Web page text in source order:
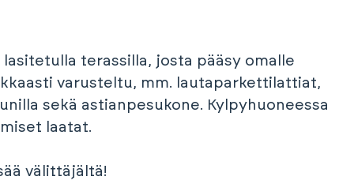
terassilla, josta pääsy omalle
varusteltu, mm. lautaparkettilattiat,
sekä astianpesukone. Kylpyhuoneessa
laatat.
välittäjältä!